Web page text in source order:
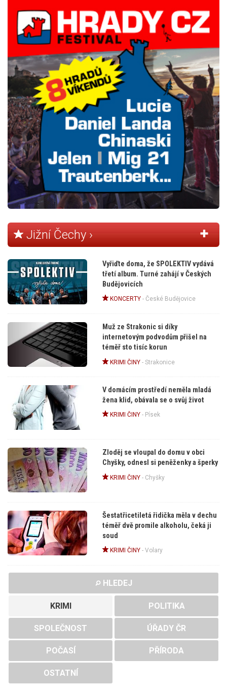
Jižní Čechy ›
Vyřiďte doma, že SPOLEKTIV vydává
třetí album. Turné zahájí v Českých
Budějovicích
KONCERTY- České Budějovice
Muž ze Strakonic si díky
internetovým podvodům přišel na
téměř sto tisíc korun
KRIMI ČINY- Strakonice
V domácím prostředí neměla mladá
žena klid, obávala se o svůj život
KRIMI ČINY- Písek
Zloděj se vloupal do domu v obci
Chyšky, odnesl si peněženky a šperky
KRIMI ČINY- Chyšky
Šestatřicetiletá řidička měla v dechu
téměř dvě promile alkoholu, čeká ji
soud
KRIMI ČINY- Volary
HLEDEJ
KRIMI POLITIKA
SPOLEČNOST ÚŘADY ČR
POČASÍ PŘÍRODA
OSTATNÍ